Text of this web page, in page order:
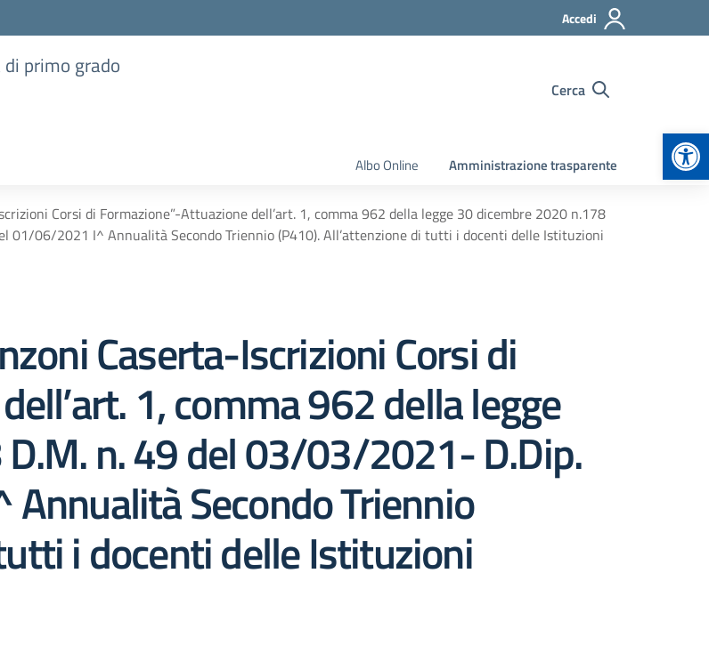
Accedi
primo grado
Cerca
Albo Online Amministrazione trasparente
Corsi di Formazione”-Attuazione dell’art. 1, comma 962 della legge 30 dicembre 2020 n.178
01/06/2021 I^ Annualità Secondo Triennio (P410). All’attenzione di tutti i docenti delle Istituzioni
Caserta-Iscrizioni Corsi di
1, comma 962 della legge
n. 49 del 03/03/2021- D.Dip.
Secondo Triennio
i docenti delle Istituzioni